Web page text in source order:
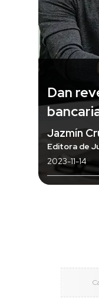
Dan
Jazmín
Editora de
2023-11-14